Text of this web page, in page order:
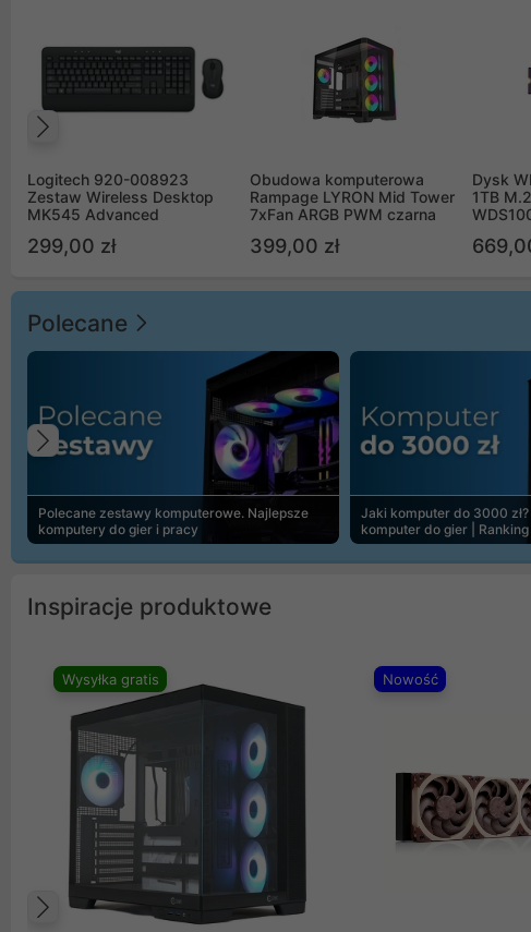
Logitech 920-008923
Zestaw Wireless Desktop
MK545 Advanced
299,00 zł
Obudowa komputerowa
Rampage LYRON Mid Tower
7xFan ARGB PWM czarna
399,00 zł
Dysk
1TB
Polecane
Polecane zestawy komputerowe. Najlepsze
komputery do gier i pracy
Jaki komputer do 3000
komputer do gier |
Poprzedni
Inspiracje produktowe
Wysyłka gratis Nowość